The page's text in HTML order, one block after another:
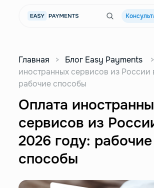
Главная > Блог Easy Payments >
иностранных сервисов из России
рабочие способы
Оплата
сервисов из
2026 году: рабочие
способы